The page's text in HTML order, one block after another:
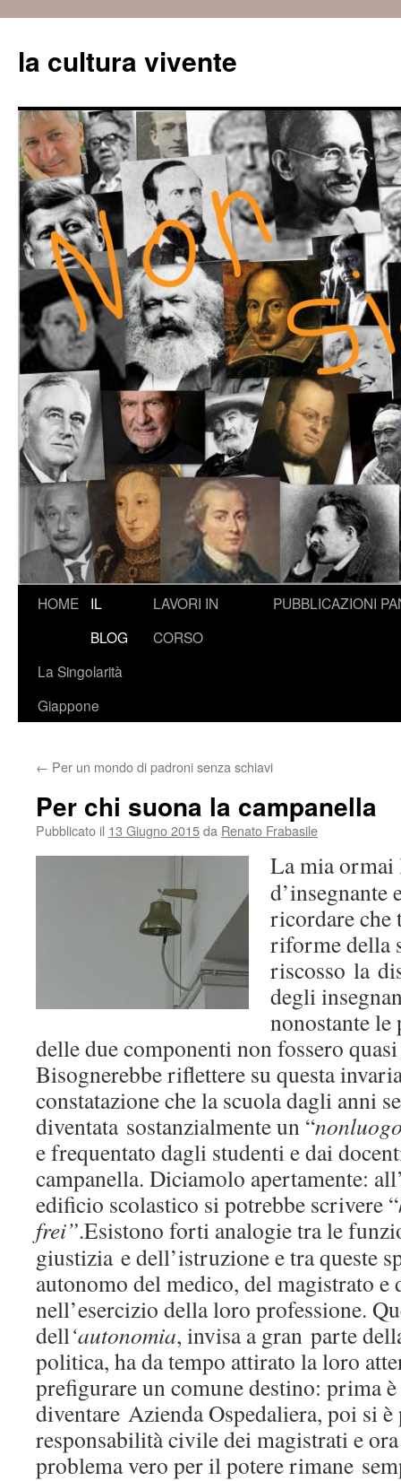
contenuto
la cultura vivente
HOME
IL
BLOG
LAVORI IN
CORSO
PUBBLICAZIONI
La Singolarità
Giappone
← Per un mondo di padroni senza schiavi
Per chi suona la campanella
Pubblicato il 13 Giugno 2015da Renato Frabasile
La mia ormai
d’insegnante
ricordare che
riforme della
riscosso la
degli
nonostante
delle due componenti non fossero
Bisognerebbe riflettere su questa
constatazione che la scuola dagli anni
diventata sostanzialmente un “
e frequentato dagli studenti e dai
campanella. Diciamolo apertamente:
edificio scolastico si potrebbe scrivere “
frei”.Esistono forti analogie tra le
giustizia e dell’istruzione e tra queste
autonomo del medico, del magistrato e
nell’esercizio della loro professione.
dell‘autonomia, invisa a gran parte
politica, ha da tempo attirato la loro
prefigurare un comune destino: prima è
diventare Azienda Ospedaliera, poi si è
responsabilità civile dei magistrati e
problema vero per il potere rimane